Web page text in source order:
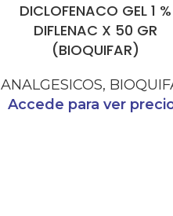
DICLOFENACO GEL 1 %
DIFLENAC X 50 GR
(BIOQUIFAR)
ANALGESICOS,
Accede para ver